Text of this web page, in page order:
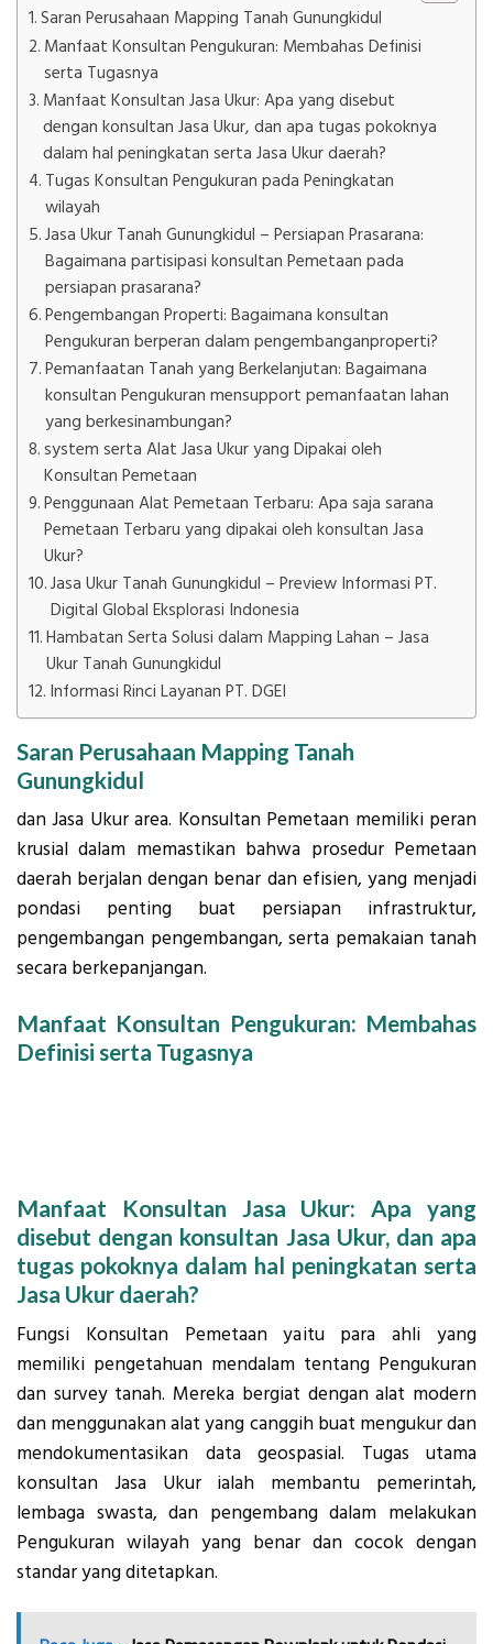
Saran Perusahaan Mapping Tanah Gunungkidul
Manfaat Konsultan Pengukuran: Membahas Definisi
serta Tugasnya
Manfaat Konsultan Jasa Ukur: Apa yang disebut
dengan konsultan Jasa Ukur, dan apa tugas pokoknya
dalam hal peningkatan serta Jasa Ukur daerah?
Tugas Konsultan Pengukuran pada Peningkatan
wilayah
Jasa Ukur Tanah Gunungkidul – Persiapan Prasarana:
Bagaimana partisipasi konsultan Pemetaan pada
persiapan prasarana?
Pengembangan Properti: Bagaimana konsultan
Pengukuran berperan dalam pengembanganproperti?
Pemanfaatan Tanah yang Berkelanjutan: Bagaimana
konsultan Pengukuran mensupport pemanfaatan lahan
yang berkesinambungan?
system serta Alat Jasa Ukur yang Dipakai oleh
Konsultan Pemetaan
Penggunaan Alat Pemetaan Terbaru: Apa saja sarana
Pemetaan Terbaru yang dipakai oleh konsultan Jasa
Ukur?
Jasa Ukur Tanah Gunungkidul – Preview Informasi PT.
Digital Global Eksplorasi Indonesia
Hambatan Serta Solusi dalam Mapping Lahan – Jasa
Ukur Tanah Gunungkidul
Informasi Rinci Layanan PT. DGEI
Saran Perusahaan Mapping Tanah
Gunungkidul
dan Jasa Ukur area. Konsultan Pemetaan memiliki peran
krusial dalam memastikan bahwa prosedur Pemetaan
daerah berjalan dengan benar dan efisien, yang menjadi
pondasi penting buat persiapan infrastruktur,
pengembangan pengembangan, serta pemakaian tanah
secara berkepanjangan.
Manfaat Konsultan Pengukuran: Membahas
Definisi serta Tugasnya
Manfaat Konsultan Jasa Ukur: Apa yang
disebut dengan konsultan Jasa Ukur, dan apa
tugas pokoknya dalam hal peningkatan serta
Jasa Ukur daerah?
Fungsi Konsultan Pemetaan yaitu para ahli yang
memiliki pengetahuan mendalam tentang Pengukuran
dan survey tanah. Mereka bergiat dengan alat modern
dan menggunakan alat yang canggih buat mengukur dan
mendokumentasikan data geospasial. Tugas utama
konsultan Jasa Ukur ialah membantu pemerintah,
lembaga swasta, dan pengembang dalam melakukan
Pengukuran wilayah yang benar dan cocok dengan
standar yang ditetapkan.